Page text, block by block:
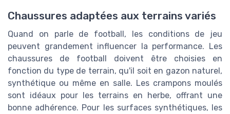
Chaussures adaptées aux terrains variés
Quand on parle de football, les conditions de jeu
peuvent grandement influencer la performance. Les
chaussures de football doivent être choisies en
fonction du type de terrain, qu'il soit en gazon naturel,
synthétique ou même en salle. Les crampons moulés
sont idéaux pour les terrains en herbe, offrant une
bonne adhérence. Pour les surfaces synthétiques, les